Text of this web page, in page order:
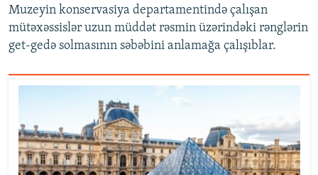
Muzeyin konservasiya departamentində çalışan
mütəxəssislər uzun müddət rəsmin üzərindəki rənglərin
get-gedə solmasının səbəbini anlamağa çalışıblar.